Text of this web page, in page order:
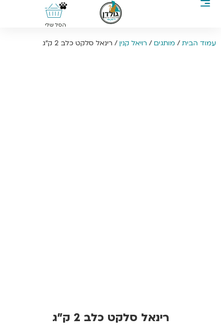
0
הסל שלי
עמוד הבית / מותגים / רויאל קנין / רינאל סלקט כלב 2 ק”ג
רינאל סלקט כלב 2 ק”ג